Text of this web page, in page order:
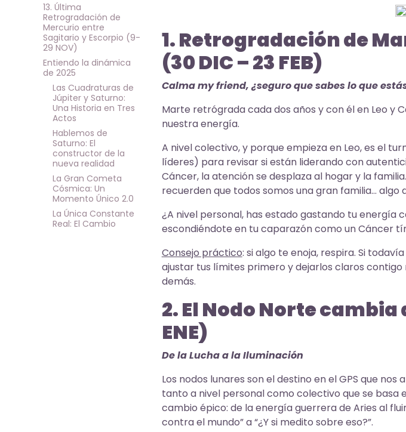
13. Última
Retrogradación de
Mercurio entre
Sagitario y Escorpio (9-
29 NOV)
Entiendo la dinámica
de 2025
Las Cuadraturas de
Júpiter y Saturno:
Una Historia en Tres
Actos
Hablemos de
Saturno: El
constructor de la
nueva realidad
La Gran Cometa
Cósmica: Un
Momento Único 2.0
La Única Constante
Real: El Cambio
1. Retrogradación de
(30 DIC – 23 FEB)
Calma my friend, ¿seguro que sabes lo que
Marte retrógrada cada dos años y con él en Leo y
nuestra energía.
A nivel colectivo, y porque empieza en Leo, es el
líderes) para revisar si están liderando con
Cáncer, la atención se desplaza al hogar y la
recuerden que todos somos una gran familia… algo
¿A nivel personal, has estado gastando tu energía
escondiéndote en tu caparazón como un Cáncer
Consejo práctico: si algo te enoja, respira. Si
ajustar tus límites primero y dejarlos claros
demás.
2. El Nodo Norte cambia
ENE)
De la Lucha a la Iluminación
Los nodos lunares son el destino en el GPS que
tanto a nivel personal como colectivo que se basa
cambio épico: de la energía guerrera de Aries al
contra el mundo” a “¿Y si medito sobre eso?”.